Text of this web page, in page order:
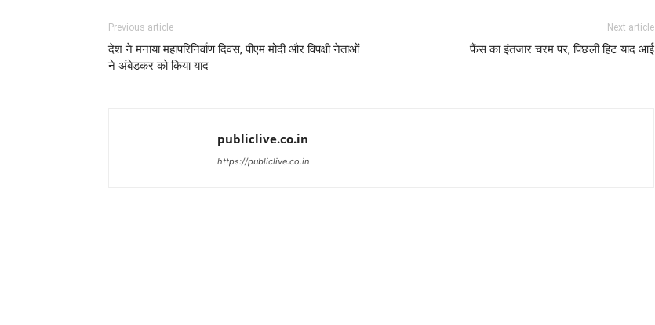
Previous article
देश ने मनाया महापरिनिर्वाण दिवस, पीएम मोदी और विपक्षी नेताओं
ने अंबेडकर को किया याद
Next article
फैंस का इंतजार चरम पर, पिछली हिट याद आई
publiclive.co.in
https://publiclive.co.in